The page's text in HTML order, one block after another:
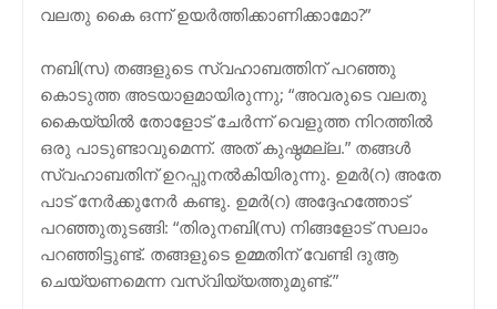
വലതു കൈ ഒന്ന് ഉയര്‍ത്തിക്കാണിക്കാമോ?”
നബി(സ) തങ്ങളുടെ സ്വഹാബത്തിന് പറഞ്ഞു
കൊടുത്ത അടയാളമായിരുന്നു; “അവരുടെ വലതു
കൈയ്യില്‍ തോളോട് ചേര്‍ന്ന് വെളുത്ത നിറത്തില്‍
ഒരു പാടുണ്ടാവുമെന്ന്. അത് കുഷ്ഠമല്ല.” തങ്ങള്‍
സ്വഹാബതിന് ഉറപ്പുനല്‍കിയിരുന്നു. ഉമര്‍(റ) അതേ
പാട് നേര്‍ക്കുനേർ കണ്ടു. ഉമര്‍(റ) അദ്ദേഹത്തോട്
പറഞ്ഞുതുടങ്ങി: “തിരുനബി(സ) നിങ്ങളോട് സലാം
പറഞ്ഞിട്ടുണ്ട്. തങ്ങളുടെ ഉമ്മതിന് വേണ്ടി ദുആ
ചെയ്യണമെന്ന വസ്വിയ്യത്തുമുണ്ട്.”